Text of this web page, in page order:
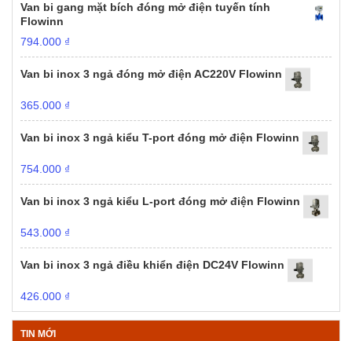
Van bi gang mặt bích đóng mở điện tuyến tính
Flowinn
794.000 ₫
Van bi inox 3 ngả đóng mở điện AC220V Flowinn
365.000 ₫
Van bi inox 3 ngả kiểu T-port đóng mở điện Flowinn
754.000 ₫
Van bi inox 3 ngả kiểu L-port đóng mở điện Flowinn
543.000 ₫
Van bi inox 3 ngả điều khiển điện DC24V Flowinn
426.000 ₫
TIN MỚI